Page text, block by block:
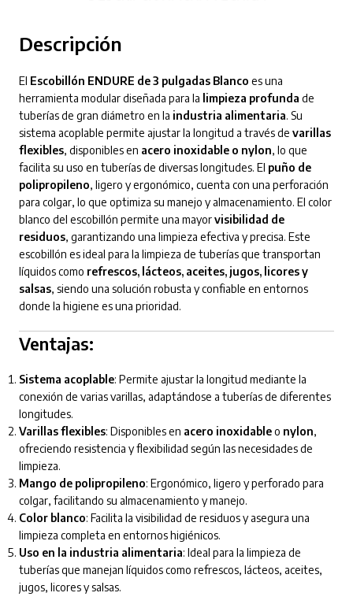
Descripción
El Escobillón ENDURE de 3 pulgadas Blanco es una
herramienta modular diseñada para la limpieza profunda de
tuberías de gran diámetro en la industria alimentaria. Su
sistema acoplable permite ajustar la longitud a través de varillas
flexibles, disponibles en acero inoxidable o nylon, lo que
facilita su uso en tuberías de diversas longitudes. El puño de
polipropileno, ligero y ergonómico, cuenta con una perforación
para colgar, lo que optimiza su manejo y almacenamiento. El color
blanco del escobillón permite una mayorvisibilidad de
residuos, garantizando una limpieza efectiva y precisa. Este
escobillón es ideal para la limpieza de tuberías que transportan
líquidos como refrescos, lácteos, aceites, jugos, licores y
salsas, siendo una solución robusta y confiable en entornos
donde la higiene es una prioridad.
Ventajas:
Sistema acoplable: Permite ajustar la longitud mediante la
conexión de varias varillas, adaptándose a tuberías de diferentes
longitudes.
Varillas flexibles: Disponibles en acero inoxidableo nylon,
ofreciendo resistencia y flexibilidad según las necesidades de
limpieza.
Mango de polipropileno: Ergonómico, ligero y perforado para
colgar, facilitando su almacenamiento y manejo.
Color blanco: Facilita la visibilidad de residuos y asegura una
limpieza completa en entornos higiénicos.
Uso en la industria alimentaria: Ideal para la limpieza de
tuberías que manejan líquidos como refrescos, lácteos, aceites,
jugos, licores y salsas.